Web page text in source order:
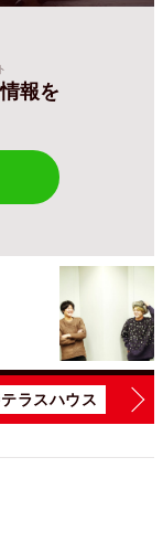
報を
ラスハウス #